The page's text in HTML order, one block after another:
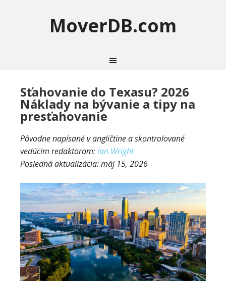
MoverDB.com
Sťahovanie do Texasu? 2026
Náklady na bývanie a tipy na
presťahovanie
Pôvodne napísané v angličtine a skontrolované
vedúcim redaktorom:Ian Wright
Posledná aktualizácia:máj 15, 2026